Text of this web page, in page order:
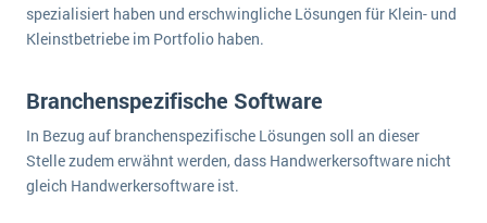
spezialisiert haben und erschwingliche Lösungen für Klein- und
Kleinstbetriebe im Portfolio haben.
Branchenspezifische Software
In Bezug auf branchenspezifische Lösungen soll an dieser
Stelle zudem erwähnt werden, dass Handwerkersoftware nicht
gleich Handwerkersoftware ist.